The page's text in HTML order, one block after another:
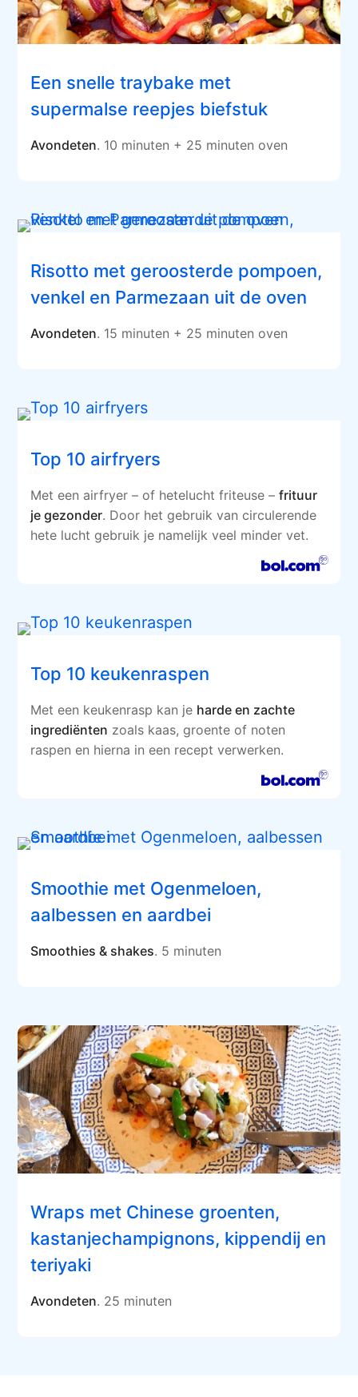
Een snelle traybake met
supermalse reepjes biefstuk
Avondeten. 10 minuten + 25 minuten oven
Risotto met geroosterde pompoen,
venkel en Parmezaan uit de oven
Avondeten. 15 minuten + 25 minuten oven
Top 10 airfryers
Met een airfryer – of hetelucht friteuse –frituur
je gezonder. Door het gebruik van circulerende
hete lucht gebruik je namelijk veel minder vet.
Top 10 keukenraspen
Met een keukenrasp kan je harde en zachte
ingrediënten zoals kaas, groente of noten
raspen en hierna in een recept verwerken.
Smoothie met Ogenmeloen,
aalbessen en aardbei
Smoothies & shakes. 5 minuten
Wraps met Chinese groenten,
kastanjechampignons, kippendij en
teriyaki
Avondeten. 25 minuten